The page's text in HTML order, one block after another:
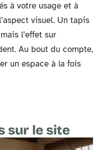
à votre usage et à
visuel. Un tapis
l’effet sur
Au bout du compte,
un espace à la fois
sur le site